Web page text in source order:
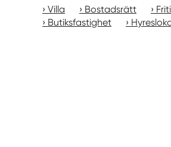
Villa Bostadsrätt
Butiksfastighet